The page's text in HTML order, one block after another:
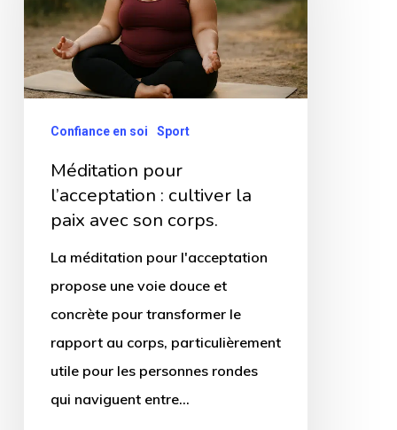
cultiver
la
paix
corps.
Confiance en soi Sport
Méditation pour
l’acceptation : cultiver la
paix avec son corps.
La méditation pour l'acceptation
propose une voie douce et
concrète pour transformer le
rapport au corps, particulièrement
utile pour les personnes rondes
qui naviguent entre…